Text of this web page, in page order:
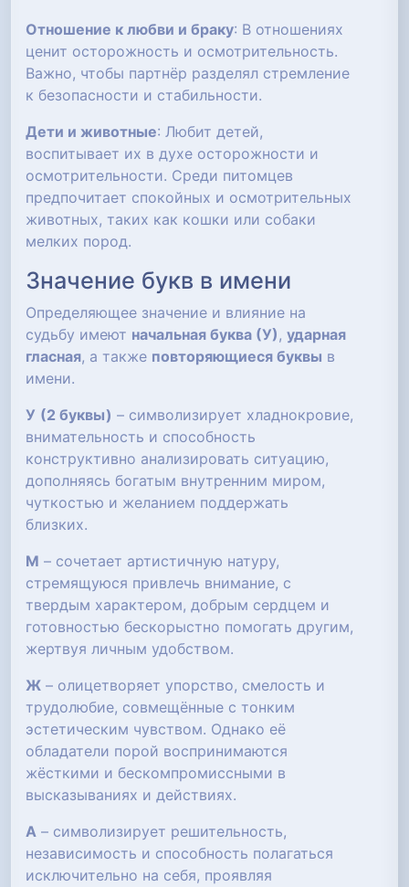
Отношение к любви и браку: В отношениях
ценит осторожность и осмотрительность.
Важно, чтобы партнёр разделял стремление
к безопасности и стабильности.
Дети и животные: Любит детей,
воспитывает их в духе осторожности и
осмотрительности. Среди питомцев
предпочитает спокойных и осмотрительных
животных, таких как кошки или собаки
мелких пород.
Значение букв в имени
Определяющее значение и влияние на
судьбу имеют начальная буква (У), ударная
гласная, а также повторяющиеся буквы в
имени.
У (2 буквы) – символизирует хладнокровие,
внимательность и способность
конструктивно анализировать ситуацию,
дополняясь богатым внутренним миром,
чуткостью и желанием поддержать
близких.
М – сочетает артистичную натуру,
стремящуюся привлечь внимание, с
твердым характером, добрым сердцем и
готовностью бескорыстно помогать другим,
жертвуя личным удобством.
Ж – олицетворяет упорство, смелость и
трудолюбие, совмещённые с тонким
эстетическим чувством. Однако её
обладатели порой воспринимаются
жёсткими и бескомпромиссными в
высказываниях и действиях.
А – символизирует решительность,
независимость и способность полагаться
исключительно на себя, проявляя